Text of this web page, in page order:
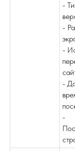
-
-
-
-
-